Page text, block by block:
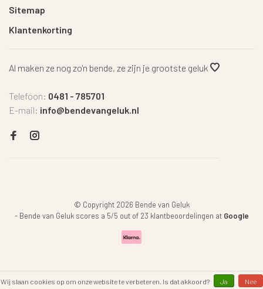
Sitemap
Klantenkorting
Al maken ze nog zo'n bende, ze zijn je grootste geluk
Telefoon: 0481 - 785701
E-mail: info@bendevangeluk.nl
© Copyright 2026 Bende van Geluk
- Bende van Geluk scores a 5/5 out of 23 klantbeoordelingen at Google
Wij slaan cookies op om onze website te verbeteren. Is dat akkoord? Ja Nee